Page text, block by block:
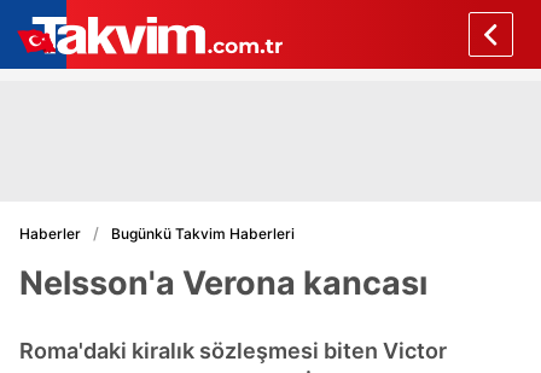
Haberler Bugünkü Takvim Haberleri
Nelsson'a Verona kancası
Roma'daki kiralık sözleşmesi biten Victor